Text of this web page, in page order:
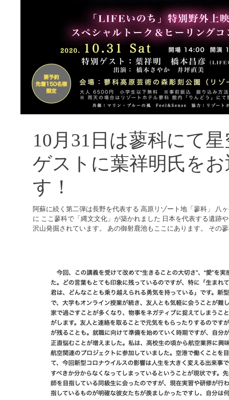
10月31日は蓼科にて
ゲストに葉祥明氏を
す！
阿蘇に続く第二弾は長野を代表する 高原リゾート地「蓼科」 八
に ここ蓼科で「縄文文化」が築かれました 日本を代表する遺跡
沢山発掘されています。 あの御射鹿池もここにあります。 その